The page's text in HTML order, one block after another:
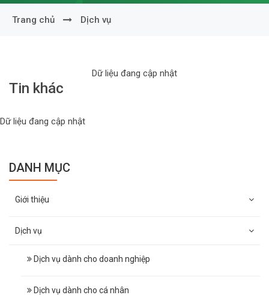
Trang chủ Dịch vụ
Dữ liệu đang cập nhật
Tin khác
Dữ liệu đang cập nhật
DANH MỤC
Giới thiệu
Dịch vụ
Dịch vụ dành cho doanh nghiệp
Dịch vụ dành cho cá nhân